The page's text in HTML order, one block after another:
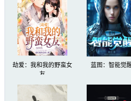
劫爱：我和我的野蛮女
友
蓝图：智能觉